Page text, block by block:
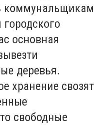
коммунальщикам
основная
деревья.
хранение свозят
свободные